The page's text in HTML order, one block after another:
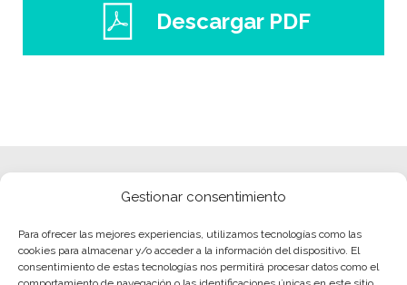
Gestionar consentimiento
Para ofrecer las mejores experiencias, utilizamos tecnologías como las
cookies para almacenar y/o acceder a la información del dispositivo. El
consentimiento de estas tecnologías nos permitirá procesar datos como el
Descargar PDF